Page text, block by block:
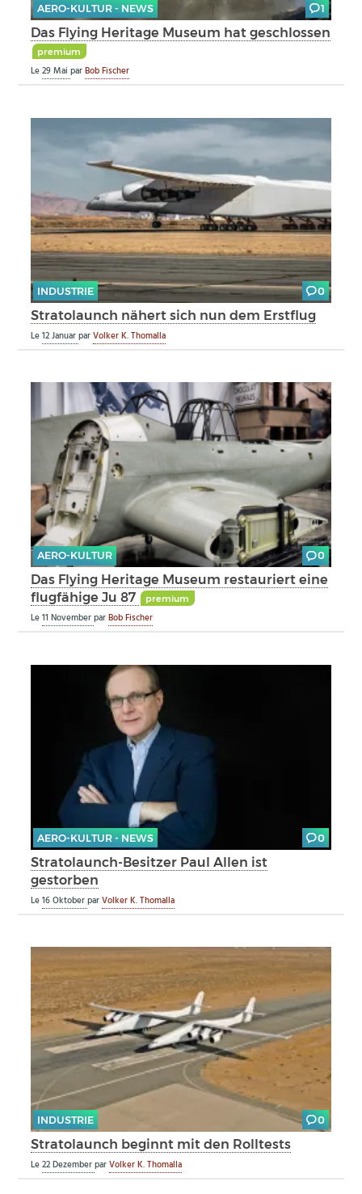
AERO-KULTUR - NEWS 1
Das Flying Heritage Museum hat geschlossen
premium
Le29 MaiparBob Fischer
INDUSTRIE 0
Stratolaunch nähert sich nun dem Erstflug
Le12 JanuarparVolker K. Thomalla
AERO-KULTUR 0
Das Flying Heritage Museum restauriert eine
flugfähige Ju 87
premium
Le11 NovemberparBob Fischer
AERO-KULTUR - NEWS 0
Stratolaunch-Besitzer Paul Allen ist
gestorben
Le16 OktoberparVolker K. Thomalla
INDUSTRIE 0
Stratolaunch beginnt mit den Rolltests
Le22 DezemberparVolker K. Thomalla